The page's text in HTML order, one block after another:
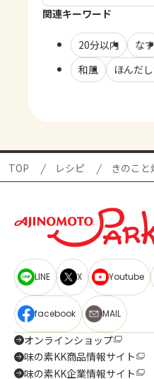
関連キーワード
20分以内 なす
和風
ほんだ
TOP レシピ きのこ
LINE X Youtube
facebook MAIL
オンラインショップ
味の素KK商品情報サイト
味の素KK企業情報サイト